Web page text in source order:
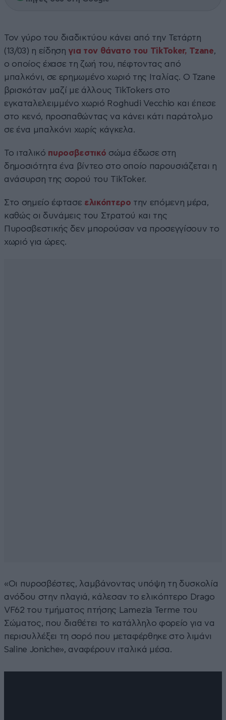
Toν γύρο του διαδικτύου κάνει από την Τετάρτη
(13/03) η είδηση για τον θάνατο του TikToker, Tzane,
ο οποίος έχασε τη ζωή του, πέφτοντας από
μπαλκόνι, σε ερημωμένο χωριό της Ιταλίας. Ο Tzane
βρισκόταν μαζί με άλλους TikTokers στο
εγκαταλελειμμένο χωριό Roghudi Vecchio και έπεσε
στο κενό, προσπαθώντας να κάνει κάτι παράτολμο
σε ένα μπαλκόνι χωρίς κάγκελα.
Το ιταλικό πυροσβεστικό σώμα έδωσε στη
δημοσιότητα ένα βίντεο στο οποίο παρουσιάζεται η
ανάσυρση της σορού του TikToker.
Στο σημείο έφτασε ελικόπτερο την επόμενη μέρα,
καθώς οι δυνάμεις του Στρατού και της
Πυροσβεστικής δεν μπορούσαν να προσεγγίσουν το
χωριό για ώρες.
«Οι πυροσβέστες, λαμβάνοντας υπόψη τη δυσκολία
ανόδου στην πλαγιά, κάλεσαν το ελικόπτερο Drago
VF62 του τμήματος πτήσης Lamezia Terme του
Σώματος, που διαθέτει το κατάλληλο φορείο για να
περισυλλέξει τη σορό που μεταφέρθηκε στο λιμάνι
Saline Joniche», αναφέρουν ιταλικά μέσα.